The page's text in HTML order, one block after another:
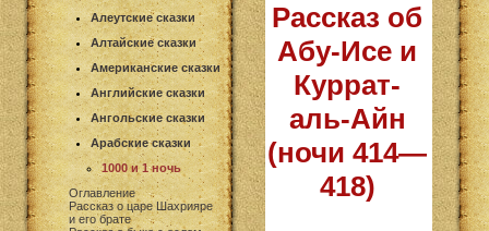
Алеутские сказки
Алтайские сказки
Американские сказки
Английские сказки
Ангольские сказки
Арабские сказки
1000 и 1 ночь
Оглавление
Рассказ о царе Шахрияре
и его брате
Рассказ об
Абу-Исе и
Куррат-
аль-Айн
(ночи 414—
418)